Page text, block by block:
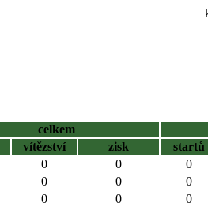
celkem
vítězství zisk
startů
0 0
0
0 0
0
0 0
0